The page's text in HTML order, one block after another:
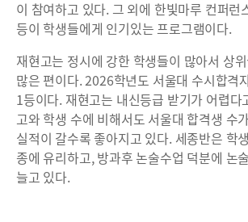
이 참여하고 있다. 그 외에 한빛마루 컨퍼런
등이 학생들에게 인기있는 프로그램이다.
재현고는 정시에 강한 학생들이 많아서 상
많은 편이다. 2026학년도 서울대 수시합격
1등이다. 재현고는 내신등급 받기가 어렵다
고와 학생 수에 비해서도 서울대 합격생 수
실적이 갈수록 좋아지고 있다. 세종반은 학
종에 유리하고, 방과후 논술수업 덕분에 논
늘고 있다.